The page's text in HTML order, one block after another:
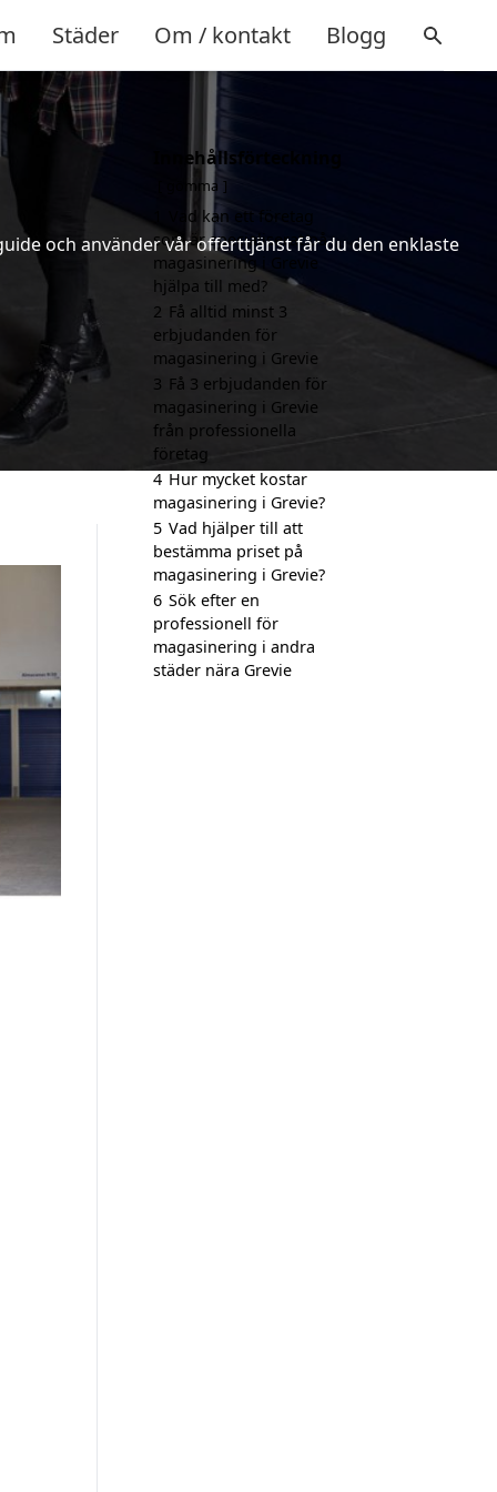
Städer Om / kontakt Blogg
och använder vår offerttjänst får du den enklaste
Innehållsförteckning
gömma
Vad kan ett företag
som är specialiserat på
magasinering i Grevie
hjälpa till med?
2 Få alltid minst 3
erbjudanden för
magasinering i Grevie
3 Få 3 erbjudanden för
magasinering i Grevie
från professionella
företag
4 Hur mycket kostar
magasinering i Grevie?
5 Vad hjälper till att
bestämma priset på
magasinering i Grevie?
6 Sök efter en
professionell för
magasinering i andra
städer nära Grevie